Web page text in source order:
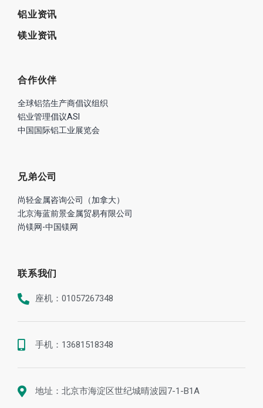
铝业资讯
镁业资讯
合作伙伴
全球铝箔生产商倡议组织
铝业管理倡议ASI
中国国际铝工业展览会
兄弟公司
尚轻金属咨询公司（加拿大）
北京海蓝前景金属贸易有限公司
尚镁网-中国镁网
联系我们
座机：01057267348
手机：13681518348
地址：北京市海淀区世纪城晴波园7-1-B1A